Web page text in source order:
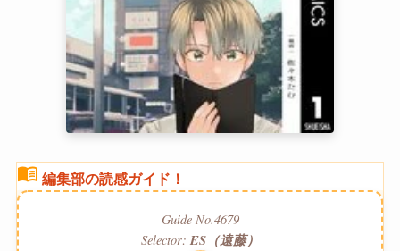
menu_book 編集部の読感ガイド！
Guide No.4679
Selector:ES（遠藤）